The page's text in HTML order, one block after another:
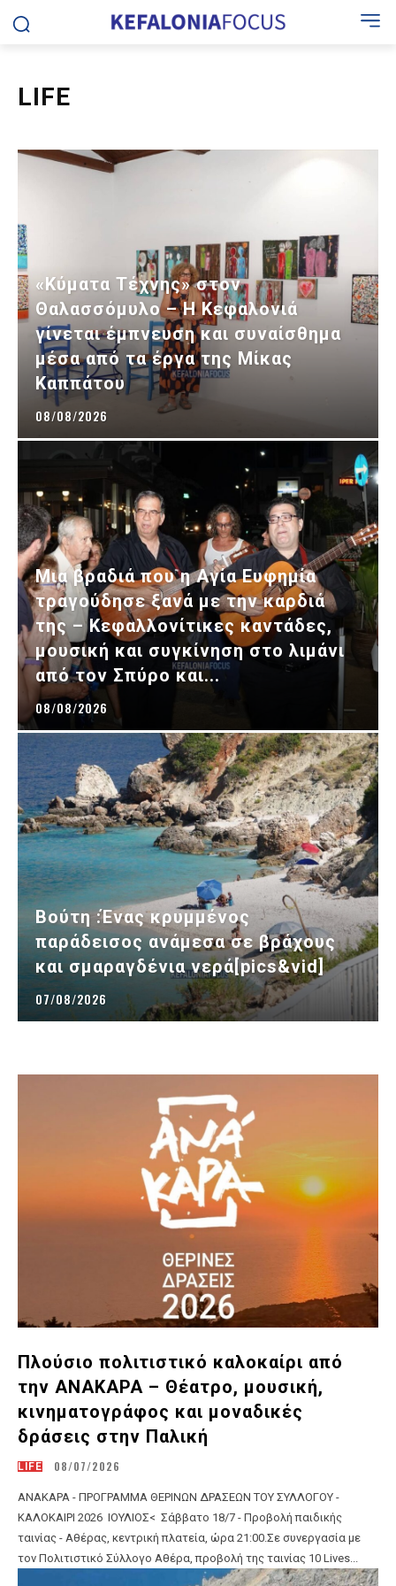
LIFE
«Κύματα Τέχνης» στον
Θαλασσόμυλο – Η Κεφαλονιά
γίνεται έμπνευση και συναίσθημα
μέσα από τα έργα της Μίκας
Καππάτου
08/08/2026
Μια βραδιά που η Αγία Ευφημία
τραγούδησε ξανά με την καρδιά
της – Κεφαλλονίτικες καντάδες,
μουσική και συγκίνηση στο λιμάνι
από τον Σπύρο και...
08/08/2026
Βούτη :Ένας κρυμμένος
παράδεισος ανάμεσα σε βράχους
και σμαραγδένια νερά[pics&vid]
07/08/2026
Πλούσιο πολιτιστικό καλοκαίρι από
την ΑΝΑΚΑΡΑ – Θέατρο, μουσική,
κινηματογράφος και μοναδικές
δράσεις στην Παλική
LIFE 08/07/2026
ΑΝΑΚΑΡΑ - ΠΡΟΓΡΑΜΜΑ ΘΕΡΙΝΩΝ ΔΡΑΣΕΩΝ ΤΟΥ ΣΥΛΛΟΓΟΥ -
ΚΑΛΟΚΑΙΡΙ 2026 ΙΟΥΛΙΟΣ< Σάββατο 18/7 - Προβολή παιδικής
ταινίας - Αθέρας, κεντρική πλατεία, ώρα 21:00.Σε συνεργασία με
τον Πολιτιστικό Σύλλογο Αθέρα, προβολή της ταινίας 10 Lives...